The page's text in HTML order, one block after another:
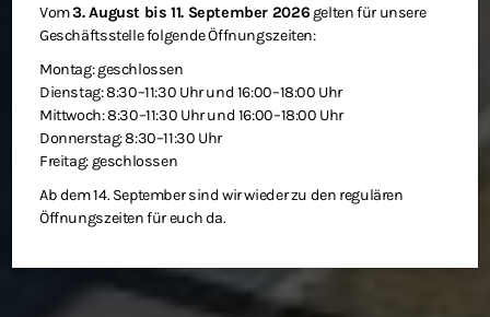
Vom3. August bis 11. September 2026 gelten für unsere
Geschäftsstelle folgende Öffnungszeiten:
Montag: geschlossen
Dienstag: 8:30–11:30 Uhr und 16:00–18:00 Uhr
Mittwoch: 8:30–11:30 Uhr und 16:00–18:00 Uhr
Donnerstag: 8:30–11:30 Uhr
Freitag: geschlossen
Ab dem 14. September sind wir wieder zu den regulären
Öffnungszeiten für euch da.